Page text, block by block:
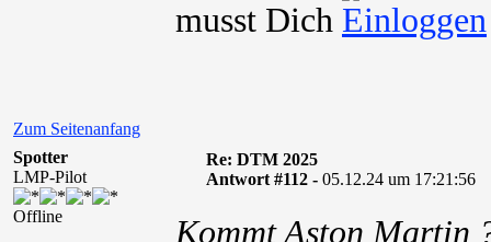
musst Dich
Zum Seitenanfang
Spotter
LMP-Pilot
Offline
Re: DTM 2025
Antwort #112 - 05.12.24 um 17:21:56
Kommt Aston Martin